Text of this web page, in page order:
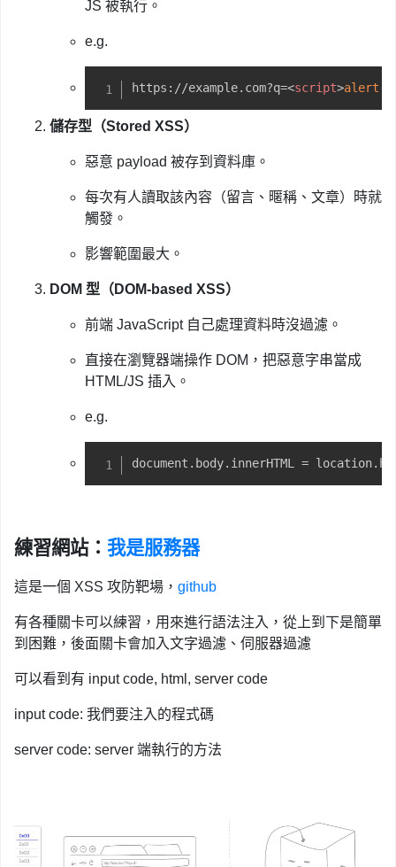
JS 被執行。
e.g.
https://example.com?q=<script>alert
儲存型（Stored XSS）
惡意 payload 被存到資料庫。
每次有人讀取該內容（留言、暱稱、文章）時就
觸發。
影響範圍最大。
DOM 型（DOM-based XSS）
前端 JavaScript 自己處理資料時沒過濾。
直接在瀏覽器端操作 DOM，把惡意字串當成
HTML/JS 插入。
e.g.
document.body.innerHTML =
練習網站： 我是服務器
這是一個 XSS 攻防靶場， github
有各種關卡可以練習，用來進行語法注入，從上到下是簡單
到困難，後面關卡會加入文字過濾、伺服器過濾
可以看到有 input code, html, server code
input code: 我們要注入的程式碼
server code: server 端執行的方法